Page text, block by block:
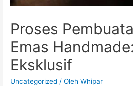
Proses
Emas
Eksklusif
Uncategorized / OlehWhipar